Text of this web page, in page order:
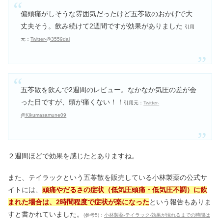
偏頭痛がしそうな雰囲気だったけど五苓散のおかげで大
丈夫そう。飲み続けて2週間ですが効果がありました
引用
元：Twitter-@3559dai
五苓散を飲んで2週間のレビュー。なかなか気圧の差が会
った日ですが、頭が痛くない！！
引用元：Twitter-
@Kikumasamune09
２週間ほどで効果を感じたとありますね。
また、テイラックという五苓散を販売している小林製薬の公式サ
イトには、 頭痛やだるさの症状（低気圧頭痛・低気圧不調）に飲
まれた場合は、2時間程度で症状が楽になったという報告もありま
すと書かれていました。
(参考5)： 小林製薬‐テイラック-効果が現れるまでの時間は